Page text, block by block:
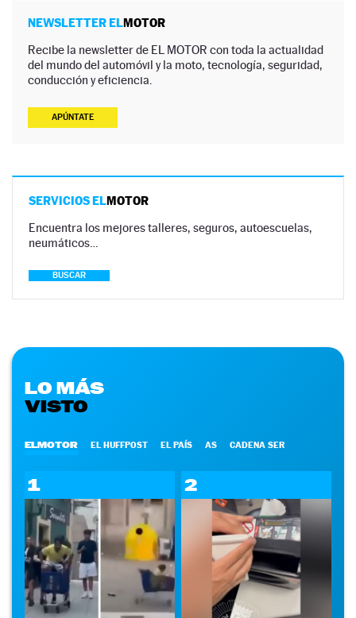
NEWSLETTER ELMOTOR
Recibe la newsletter de EL MOTOR con toda la actualidad
del mundo del automóvil y la moto, tecnología, seguridad,
conducción y eficiencia.
APÚNTATE
SERVICIOS ELMOTOR
Encuentra los mejores talleres, seguros, autoescuelas,
neumáticos…
BUSCAR
LO MÁS
VISTO
ELMOTOR EL HUFFPOST EL PAÍS AS CADENA SER
1 2